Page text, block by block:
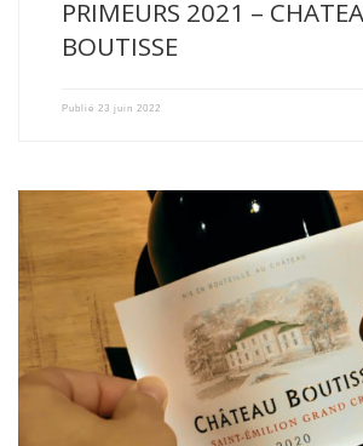
PRIMEURS 2021 –
BOUTISSE
Publié 23 juin 2022
Le millésime 2020 est un millésime précoce.